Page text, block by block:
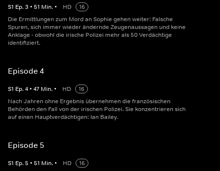
S1 Ep.3 • 51 Min. • HD
16
Die Ermittlungen zum Mord an Sophie gehen weiter: Falsche
Spuren, sich immer wieder ändernde Zeugenaussagen und keine
Anklage - obwohl die irische Polizei mehr als 50 Verdächtige
identifiziert.
Episode 4
S1 Ep.4 • 47 Min. • HD
16
Nach Jahren ohne Ergebnis übernehmen die französischen
Behörden den Fall von der irischen Polizei. Sie konzentrieren sich
auf einen Hauptverdächtigen: Ian Bailey.
Episode 5
S1 Ep.5 • 51 Min. • HD
16